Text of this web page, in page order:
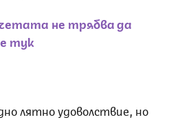
не трябва да
тук
лятно удоволствие, но